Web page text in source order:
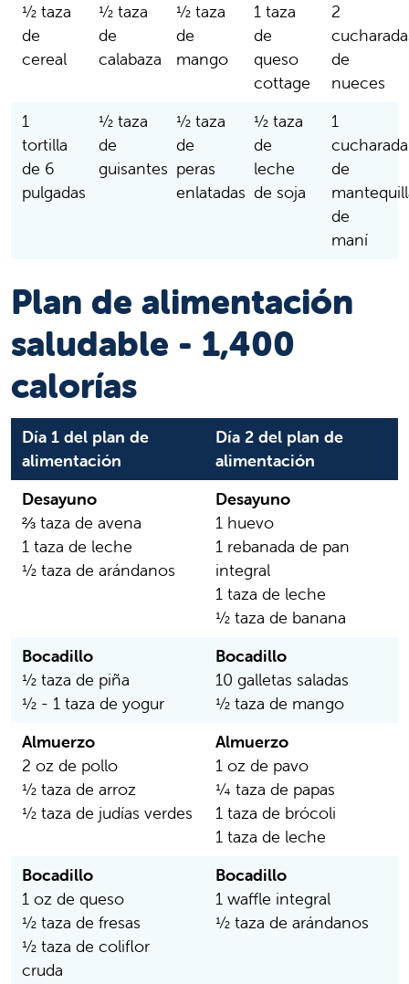
½ taza
de
cereal
½ taza
de
calabaza
½ taza
de
mango
1 taza
de
queso
cottage
2
de
nueces
1
tortilla
de 6
pulgadas
½ taza
de
guisantes
½ taza
de
peras
enlatadas
½ taza
de
leche
de soja
1
cucharada
de
de
maní
Plan de alimentación
saludable - 1,400
calorías
Día 1 del plan de
alimentación
Día 2 del plan de
alimentación
Desayuno
⅔ taza de avena
1 taza de leche
½ taza de arándanos
Desayuno
1 huevo
1 rebanada de pan
integral
1 taza de leche
½ taza de banana
Bocadillo
½ taza de piña
½ - 1 taza de yogur
Bocadillo
10 galletas saladas
½ taza de mango
Almuerzo
2 oz de pollo
½ taza de arroz
½ taza de judías verdes
Almuerzo
1 oz de pavo
¼ taza de papas
1 taza de brócoli
1 taza de leche
Bocadillo
1 oz de queso
½ taza de fresas
½ taza de coliflor
cruda
Bocadillo
1 waffle integral
½ taza de arándanos